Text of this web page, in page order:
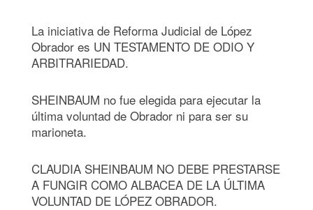
La iniciativa de Reforma Judicial de López
Obrador es UN TESTAMENTO DE ODIO Y
ARBITRARIEDAD.
SHEINBAUM no fue elegida para ejecutar la
última voluntad de Obrador ni para ser su
marioneta.
CLAUDIA SHEINBAUM NO DEBE PRESTARSE
A FUNGIR COMO ALBACEA DE LA ÚLTIMA
VOLUNTAD DE LÓPEZ OBRADOR.